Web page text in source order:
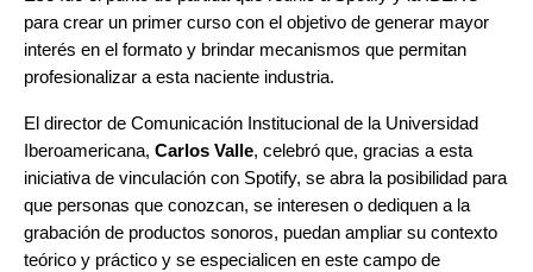
para crear un primer curso con el objetivo de generar mayor
interés en el formato y brindar mecanismos que permitan
profesionalizar a esta naciente industria.
El director de Comunicación Institucional de la Universidad
Iberoamericana, Carlos Valle, celebró que, gracias a esta
iniciativa de vinculación con Spotify, se abra la posibilidad para
que personas que conozcan, se interesen o dediquen a la
grabación de productos sonoros, puedan ampliar su contexto
teórico y práctico y se especialicen en este campo de